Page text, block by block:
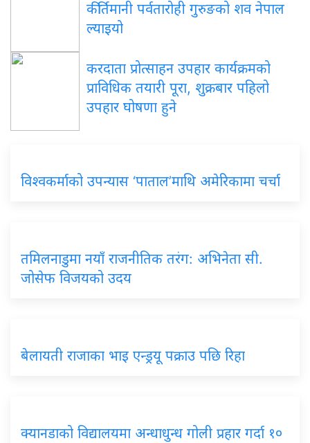
कीर्तिमानी पर्वतारोही गुरुङको शव नेपाल
ल्याइयो
करदाता प्रोत्साहन उपहार कार्यक्रमको
प्राविधिक तयारी पूरा, शुक्रबार पहिलो
उपहार घोषणा हुने
विश्वकर्माको उपन्यास ‘पाताल’माथि अमेरिकामा चर्चा
तमिलनाडुमा नयाँ राजनीतिक तरंग: अभिनेता सी.
जोसेफ विजयको उदय
बेलायती राजाका भाइ एन्ड्रयू पक्राउ पछि रिहा
क्यानडाको विद्यालयमा अन्धाधुन्ध गोली प्रहार गर्दा १०